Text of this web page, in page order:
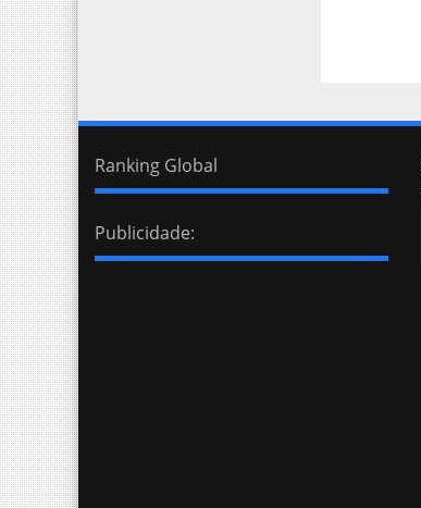
Ranking Global
Publicidade: